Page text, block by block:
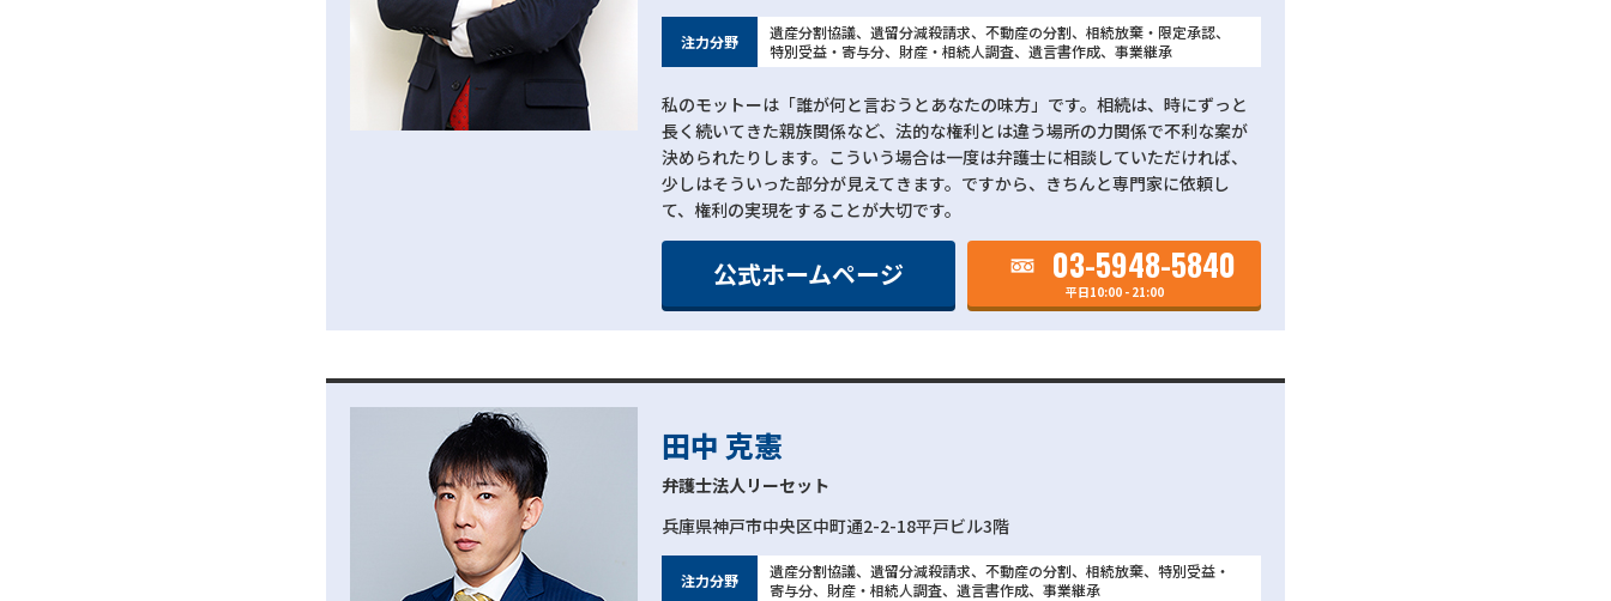
注力分野
遺産分割協議、遺留分減殺請求、不動産の分割、相続放棄・限定承認、
特別受益・寄与分、財産・相続人調査、遺言書作成、事業継承
私のモットーは「誰が何と言おうとあなたの味方」です。相続は、時にずっと
長く続いてきた親族関係など、法的な権利とは違う場所の力関係で不利な案が
決められたりします。こういう場合は一度は弁護士に相談していただければ、
少しはそういった部分が見えてきます。ですから、きちんと専門家に依頼し
て、権利の実現をすることが大切です。
公式ホームページ 03-5948-5840
平日10:00 - 21:00
田中 克憲
弁護士法人リーセット
兵庫県神戸市中央区中町通2-2-18平戸ビル3階
注力分野
遺産分割協議、遺留分減殺請求、不動産の分割、相続放棄、特別受益・
寄与分、財産・相続人調査、遺言書作成、事業継承